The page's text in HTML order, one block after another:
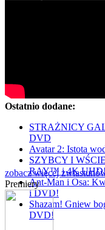
Ostatnio dodane:
STRAŻNICY
DVD
Avatar 2: Istota
SZYBCY I
RAY™ i 4K
Ant-Man i Osa:
i DVD!
Shazam! Gniew
DVD!
zobacz więcej
Premiery